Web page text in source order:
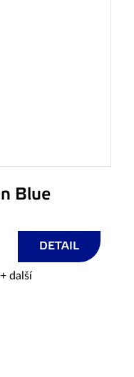
Blue
DETAIL
+ další